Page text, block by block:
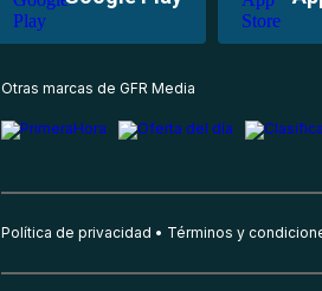
Otras marcas de GFR Media
Política de privacidad Términos y